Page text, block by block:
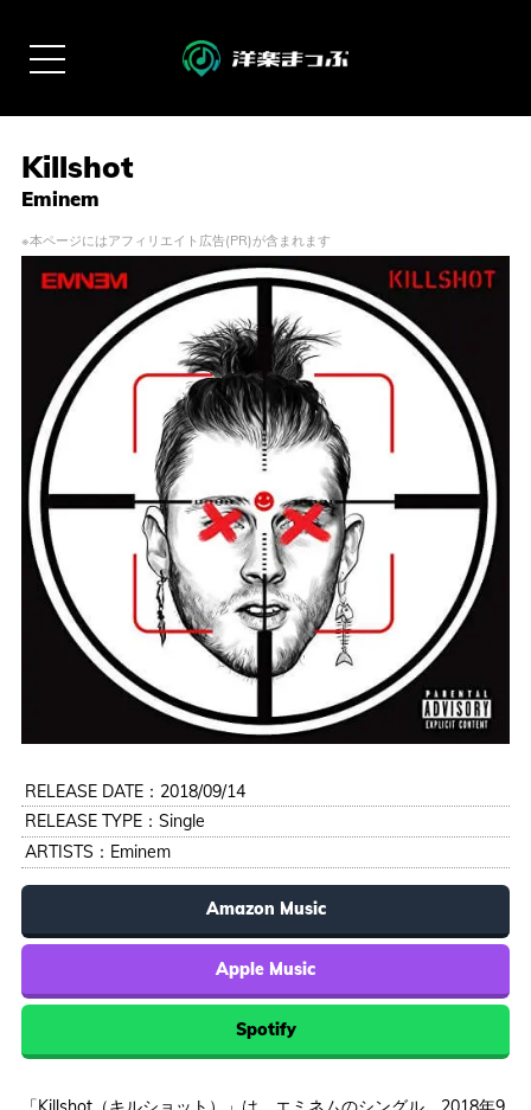
Killshot
Eminem
※本ページにはアフィリエイト広告(PR)が含まれます
RELEASE DATE：2018/09/14
RELEASE TYPE：Single
ARTISTS： Eminem
Amazon Music
Apple Music
Spotify